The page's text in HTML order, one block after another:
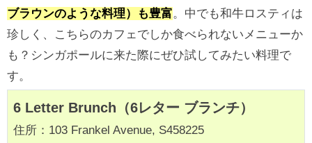
ブラウンのような料理）も豊富。中でも和牛ロスティは
珍しく、こちらのカフェでしか食べられないメニューか
も？シンガポールに来た際にぜひ試してみたい料理で
す。
6 Letter Brunch（6レター ブランチ）
住所：103 Frankel Avenue, S458225